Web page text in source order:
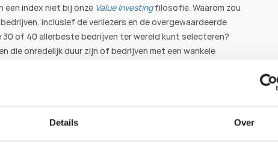
Details Over
een index niet bij onze Value Investing filosofie. Waarom zou
inclusief de verliezers en de overgewaardeerde
of 40 allerbeste bedrijven ter wereld kunt selecteren?
die onredelijk duur zijn of bedrijven met een wankele
rond de 1x) én een ruime veiligheidsmarge.
en lage kosten van direct eigenaarschap met een
kapitaal, zonder het concentratierisico van de grote